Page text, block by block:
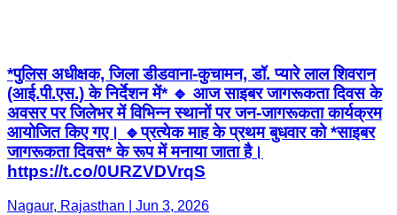
*पुलिस अधीक्षक, जिला डीडवाना-कुचामन, डॉ. प्यारे लाल शिवरान
(आई.पी.एस.) के निर्देशन में* 🔹 आज साइबर जागरूकता दिवस के
अवसर पर जिलेभर में विभिन्न स्थानों पर जन-जागरूकता कार्यक्रम
आयोजित किए गए। 🔹प्रत्येक माह के प्रथम बुधवार को *साइबर
जागरूकता दिवस* के रूप में मनाया जाता है।
https://t.co/0URZVDVrqS
Nagaur, Rajasthan | Jun 3, 2026